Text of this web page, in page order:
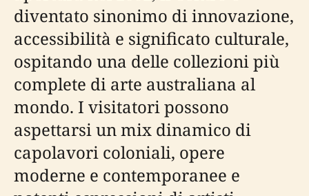
diventato sinonimo di innovazione,
accessibilità e significato culturale,
ospitando una delle collezioni più
complete di arte australiana al
mondo. I visitatori possono
aspettarsi un mix dinamico di
capolavori coloniali, opere
moderne e contemporanee e